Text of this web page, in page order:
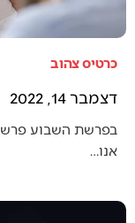
כרטיס צהוב
דצמבר 14, 2022
בפרשת השבוע
אנו…